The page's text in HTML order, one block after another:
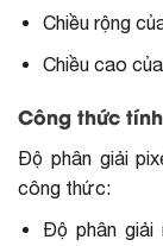
Chiều rộng
Chiều cao
Công thức
Độ phân giải
công thức:
Độ phân giải